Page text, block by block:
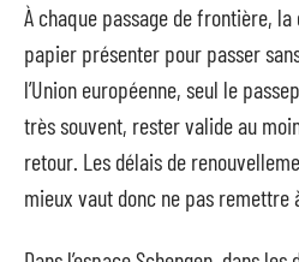
À chaque passage de frontière,
papier présenter pour passer
l’Union européenne, seul le
très souvent, rester valide au
retour. Les délais de
mieux vaut donc ne pas remettre